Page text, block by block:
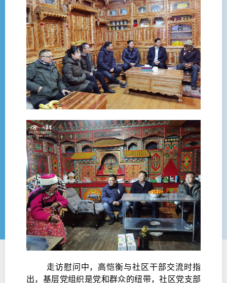
走访慰问中，高恺衡与社区干部交流时指
出，基层党组织是党和群众的纽带，社区党支部